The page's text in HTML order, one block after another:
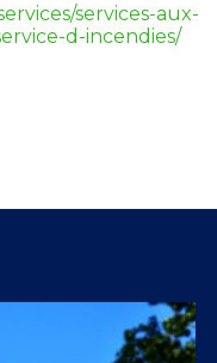
services-aux-
d-incendies/